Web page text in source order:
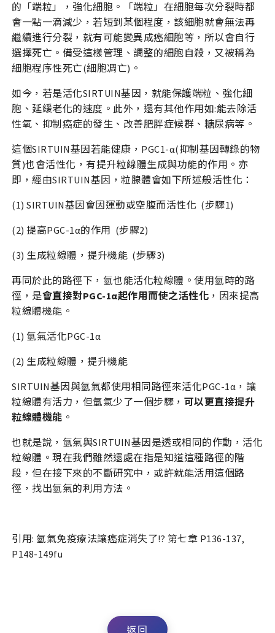
的「端粒」，強化細胞。「端粒」在細胞每次分裂時都
會一點一滴減少，若短到某個程度，該細胞就會無法再
繼續進行分裂，就有可能變異成癌細胞等，所以會自行
選擇死亡。備受這樣管理、調整的細胞自殺，又被稱為
細胞程序性死亡(細胞凋亡)。
如今，若是活化SIRTUIN基因，就能保護端粒、強化細
胞、延緩老化的速度。此外，還有其他作用如:能去除活
性氧、抑制癌症的發生、改善肥胖症候群、糖尿病等。
這個SIRTUIN基因若能健康，PGC1-α(抑制基因轉錄的物
質)也會活性化，有提升粒線體生成與功能的作用。亦
即，經由SIRTUIN基因，粒腺體會如下所述般活性化：
(1) SIRTUIN基因會因運動或空腹而活性化 (步驟1)
(2) 提高PGC-1α的作用 (步驟2)
(3) 生成粒線體，提升機能 (步驟3)
再同於此的路徑下，氫也能活化粒線體。使用氫時的路
徑，是會直接對PGC-1α起作用而使之活性化 ，因來提高
粒線體機能。
(1) 氫氣活化PGC-1α
(2) 生成粒線體，提升機能
SIRTUIN基因與氫氣都使用相同路徑來活化PGC-1α，讓
粒線體有活力，但氫氣少了一個步驟， 可以更直接提升
粒線體機能 。
也就是說，氫氣與SIRTUIN基因是透或相同的作動，活化
粒線體。現在我們雖然還處在指是知道這種路徑的階
段，但在接下來的不斷研究中，或許就能活用這個路
徑，找出氫氣的利用方法。
引用: 氫氣免疫療法讓癌症消失了!? 第七章 P136-137,
P148-149fu
返回